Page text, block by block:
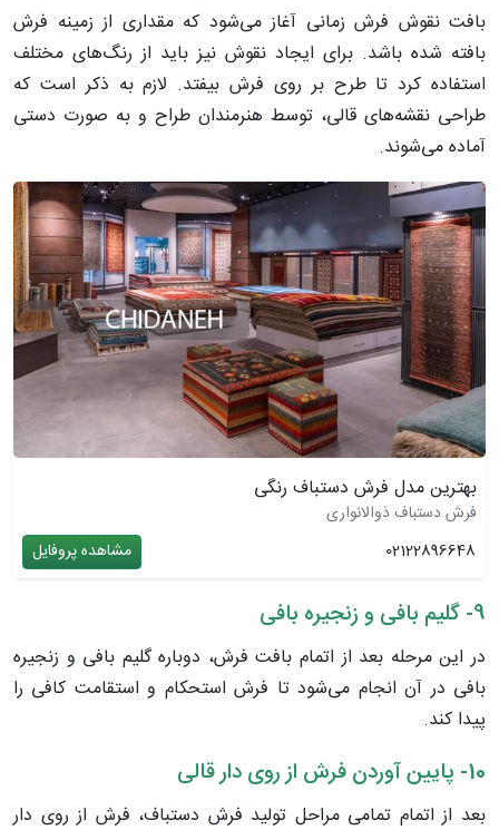
بافت نقوش فرش زمانی آغاز می‌شود که مقداری از زمینه فرش
بافته شده باشد. برای ایجاد نقوش نیز باید از رنگ‌های مختلف
استفاده کرد تا طرح بر روی فرش بیفتد. لازم به ذکر است که
طراحی نقشه‌های قالی، توسط هنرمندان طراح و به صورت دستی
آماده می‌شوند.
بهترین مدل فرش دستباف رنگی
فرش دستباف ذوالانواری
02122896648
مشاهده پروفایل
9- گلیم بافی و زنجیره بافی
در این مرحله بعد از اتمام بافت فرش، دوباره گلیم بافی و زنجیره
بافی در آن انجام می‌شود تا فرش استحکام و استقامت کافی را
پیدا کند.
10- پایین آوردن فرش از روی دار قالی
بعد از اتمام تمامی مراحل تولید فرش دستباف، فرش از روی دار